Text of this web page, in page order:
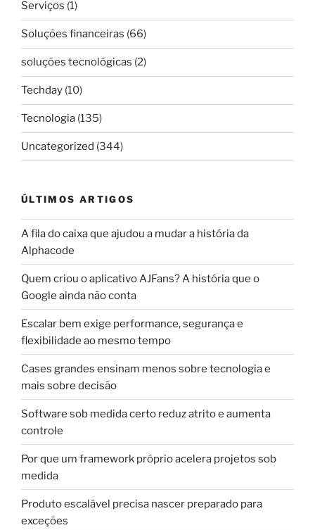
Serviços (1)
Soluções financeiras (66)
soluções tecnológicas (2)
Techday (10)
Tecnologia (135)
Uncategorized (344)
ÚLTIMOS ARTIGOS
A fila do caixa que ajudou a mudar a história da
Alphacode
Quem criou o aplicativo AJFans? A história que o
Google ainda não conta
Escalar bem exige performance, segurança e
flexibilidade ao mesmo tempo
Cases grandes ensinam menos sobre tecnologia e
mais sobre decisão
Software sob medida certo reduz atrito e aumenta
controle
Por que um framework próprio acelera projetos sob
medida
Produto escalável precisa nascer preparado para
exceções